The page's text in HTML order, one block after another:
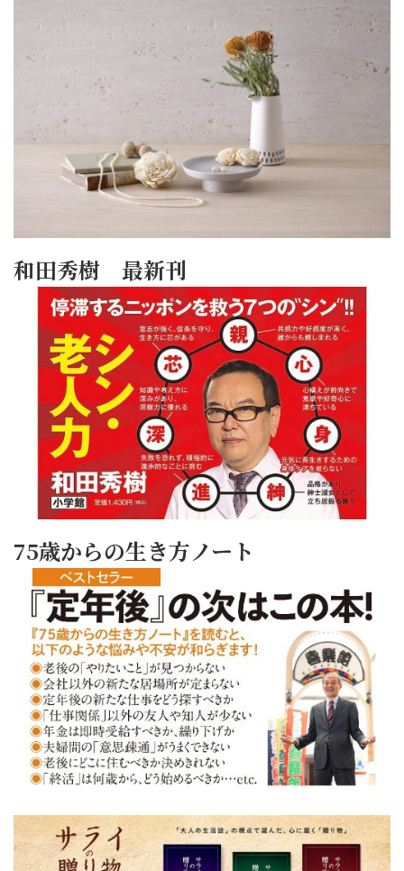
和田秀樹 最新刊
75歳からの生き方ノート